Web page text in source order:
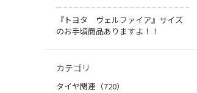
『トヨタ ヴェルファイア』サイズ
のお手頃商品ありますよ！！
カテゴリ
タイヤ関連（720）